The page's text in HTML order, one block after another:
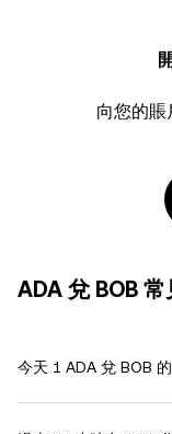
向您的賬
ADA 兌 BOB
今天 1 ADA 兌 BOB